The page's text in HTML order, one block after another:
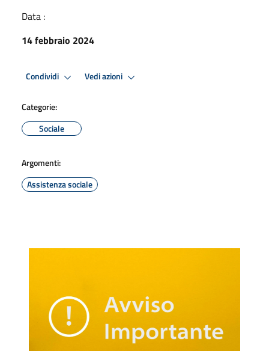
Data :
14 febbraio 2024
Condividi Vedi azioni
Categorie:
Sociale
Argomenti:
Assistenza sociale